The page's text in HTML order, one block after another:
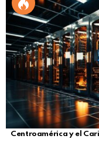
Centroamérica y el